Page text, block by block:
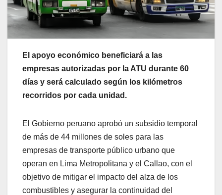
El apoyo económico beneficiará a las
empresas autorizadas por la ATU durante 60
días y será calculado según los kilómetros
recorridos por cada unidad.
El Gobierno peruano aprobó un subsidio temporal
de más de 44 millones de soles para las
empresas de transporte público urbano que
operan en Lima Metropolitana y el Callao, con el
objetivo de mitigar el impacto del alza de los
combustibles y asegurar la continuidad del